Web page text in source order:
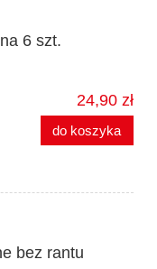
6 szt.
24,90 zł
do koszyka
bez rantu